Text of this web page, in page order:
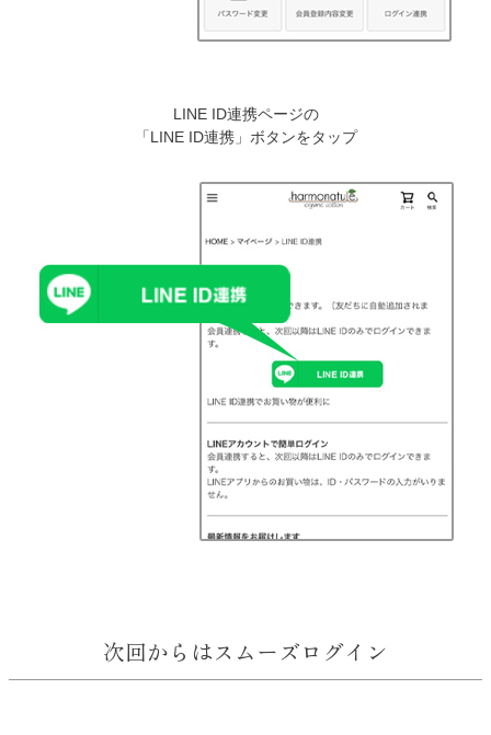
LINE ID連携ページの
「LINE ID連携」ボタンをタップ
次回からはスムーズログイン